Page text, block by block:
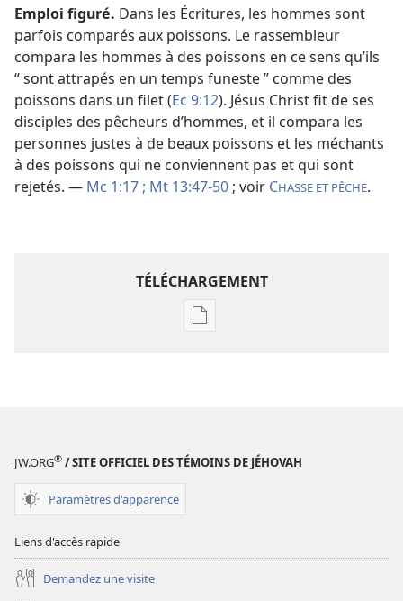
Emploi figuré. Dans les Écritures, les hommes sont
parfois comparés aux poissons. Le rassembleur
compara les hommes à des poissons en ce sens qu’ils
“ sont attrapés en un temps funeste ” comme des
poissons dans un filet (Ec 9:12). Jésus Christ fit de ses
disciples des pêcheurs d’hommes, et il compara les
personnes justes à de beaux poissons et les méchants
à des poissons qui ne conviennent pas et qui sont
rejetés. — Mc 1:17 ; Mt 13:47-50 ; voir CHASSE ET PÊCHE.
TÉLÉCHARGEMENT
Options
Étude
JW.ORG® / SITE OFFICIEL DES TÉMOINS DE JÉHOVAH
Paramètres d'apparence
Liens d'accès rapide
Demandez une visite